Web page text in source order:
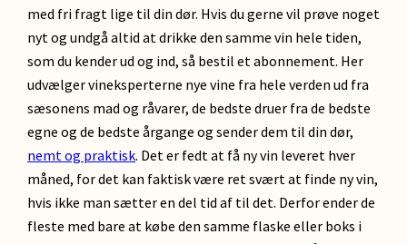
med fri fragt lige til din dør. Hvis du gerne vil prøve noget
nyt og undgå altid at drikke den samme vin hele tiden,
som du kender ud og ind, så bestil et abonnement. Her
udvælger vineksperterne nye vine fra hele verden ud fra
sæsonens mad og råvarer, de bedste druer fra de bedste
egne og de bedste årgange og sender dem til din dør,
nemt og praktisk. Det er fedt at få ny vin leveret hver
måned, for det kan faktisk være ret svært at finde ny vin,
hvis ikke man sætter en del tid af til det. Derfor ender de
fleste med bare at købe den samme flaske eller boks i